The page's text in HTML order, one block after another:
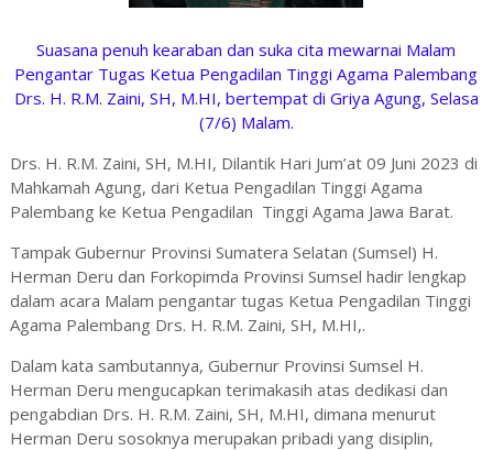
Suasana penuh kearaban dan suka cita mewarnai Malam
Pengantar Tugas Ketua Pengadilan Tinggi Agama Palembang
Drs. H. R.M. Zaini, SH, M.HI, bertempat di Griya Agung, Selasa
(7/6) Malam.
Drs. H. R.M. Zaini, SH, M.HI, Dilantik Hari Jum’at 09 Juni 2023 di
Mahkamah Agung, dari Ketua Pengadilan Tinggi Agama
Palembang ke Ketua Pengadilan Tinggi Agama Jawa Barat.
Tampak Gubernur Provinsi Sumatera Selatan (Sumsel) H.
Herman Deru dan Forkopimda Provinsi Sumsel hadir lengkap
dalam acara Malam pengantar tugas Ketua Pengadilan Tinggi
Agama Palembang Drs. H. R.M. Zaini, SH, M.HI,.
Dalam kata sambutannya, Gubernur Provinsi Sumsel H.
Herman Deru mengucapkan terimakasih atas dedikasi dan
pengabdian Drs. H. R.M. Zaini, SH, M.HI, dimana menurut
Herman Deru sosoknya merupakan pribadi yang disiplin,